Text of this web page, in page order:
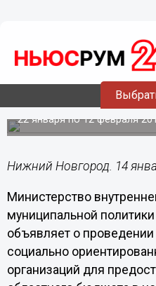
Нижегородские
субсидии на
значимых
Заявки для участия в
22 января по 12 февраля
Нижний Новгород. 14
Министерство
муниципальной
объявляет о проведении
социально
организаций для